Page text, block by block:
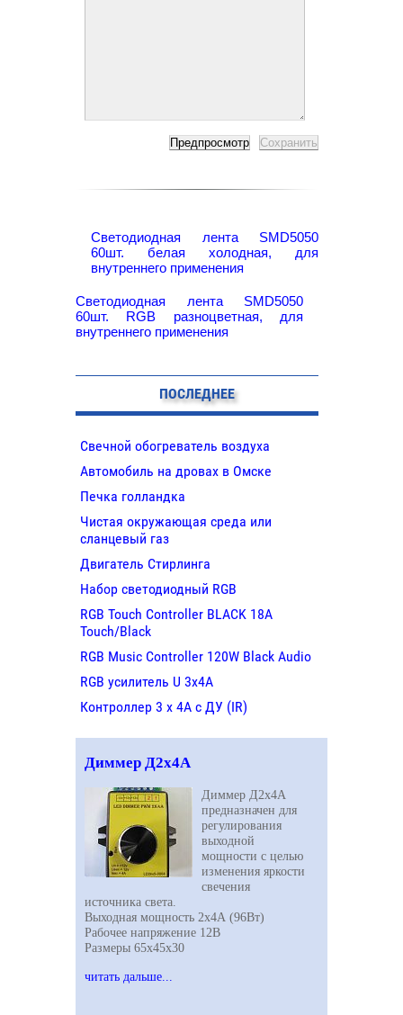
Светодиодная лента SMD5050
60шт. белая холодная, для
внутреннего применения
Светодиодная лента SMD5050
60шт. RGB разноцветная, для
внутреннего применения
ПОСЛЕДНЕЕ
Свечной обогреватель воздуха
Автомобиль на дровах в Омске
Печка голландка
Чистая окружающая среда или
сланцевый газ
Двигатель Стирлинга
Набор светодиодный RGB
RGB Touch Controller BLACK 18A
Touch/Black
RGB Music Controller 120W Black Audio
RGB усилитель U 3х4A
Контроллер 3 х 4А с ДУ (IR)
Диммер Д2х4A
Диммер Д2х4A
предназначен для
регулирования
выходной
мощности с целью
изменения яркости
свечения
источника света.
Выходная мощность 2х4А (96Вт)
Рабочее напряжение 12В
Размеры 65х45х30
читать дальше...